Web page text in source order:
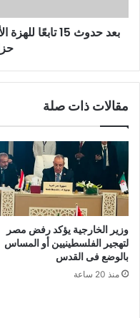
بعد حدوث 15
مقالات ذات صلة
وزير الخارجية يؤكد رفض مصر
لتهجير الفلسطينيين أو المساس
بالوضع فى القدس
منذ 20 ساعة